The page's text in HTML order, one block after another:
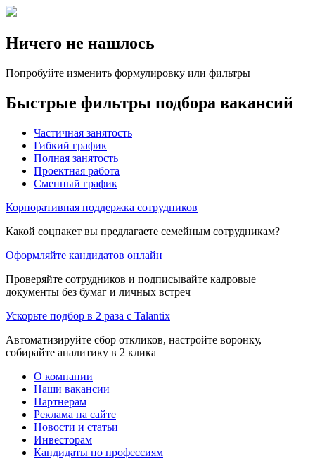
Ничего не нашлось
Попробуйте изменить формулировку или фильтры
Быстрые фильтры подбора вакансий
Частичная занятость
Гибкий график
Полная занятость
Проектная работа
Сменный график
Корпоративная поддержка сотрудников
Какой соцпакет вы предлагаете семейным сотрудникам?
Оформляйте кандидатов онлайн
Проверяйте сотрудников и подписывайте кадровые
документы без бумаг и личных встреч
Ускорьте подбор в 2 раза с Talantix
Автоматизируйте сбор откликов, настройте воронку,
собирайте аналитику в 2 клика
О компании
Наши вакансии
Партнерам
Реклама на сайте
Новости и статьи
Инвесторам
Кандидаты по профессиям